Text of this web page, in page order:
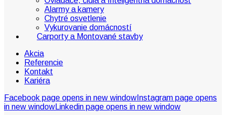
Alarmy a kamery
Chytré osvetlenie
Vykurovanie domácností
Carporty a Montované stavby
Akcia
Referencie
Kontakt
Kariéra
Facebook page opens in new window Instagram page opens
in new window Linkedin page opens in new window